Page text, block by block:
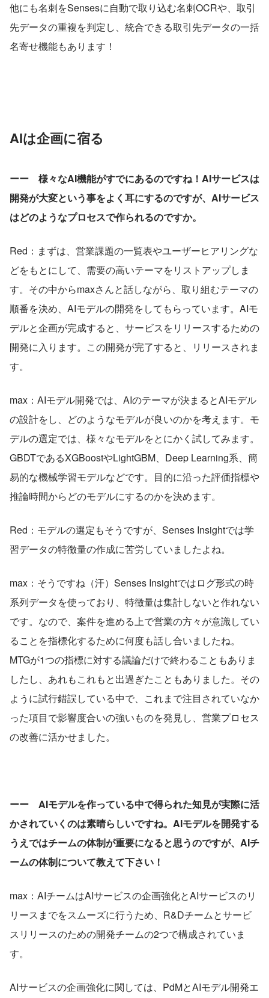
他にも名刺をSensesに自動で取り込む名刺OCRや、取引
先データの重複を判定し、統合できる取引先データの一括
名寄せ機能もあります！
AIは企画に宿る
ーー　様々なAI機能がすでにあるのですね！AIサービスは
開発が大変という事をよく耳にするのですが、AIサービス
はどのようなプロセスで作られるのですか。
Red：まずは、営業課題の一覧表やユーザーヒアリングな
どをもとにして、需要の高いテーマをリストアップしま
す。その中からmaxさんと話しながら、取り組むテーマの
順番を決め、AIモデルの開発をしてもらっています。AIモ
デルと企画が完成すると、サービスをリリースするための
開発に入ります。この開発が完了すると、リリースされま
す。
max：AIモデル開発では、AIのテーマが決まるとAIモデル
の設計をし、どのようなモデルが良いのかを考えます。モ
デルの選定では、様々なモデルをとにかく試してみます。
GBDTであるXGBoostやLightGBM、Deep Learning系、簡
易的な機械学習モデルなどです。目的に沿った評価指標や
推論時間からどのモデルにするのかを決めます。
Red：モデルの選定もそうですが、Senses Insightでは学
習データの特徴量の作成に苦労していましたよね。
max：そうですね（汗）Senses Insightではログ形式の時
系列データを使っており、特徴量は集計しないと作れない
です。なので、案件を進める上で営業の方々が意識してい
ることを指標化するために何度も話し合いましたね。
MTGが1つの指標に対する議論だけで終わることもありま
したし、あれもこれもと出過ぎたこともありました。その
ように試行錯誤している中で、これまで注目されていなか
った項目で影響度合いの強いものを発見し、営業プロセス
の改善に活かせました。
ーー　AIモデルを作っている中で得られた知見が実際に活
かされていくのは素晴らしいですね。AIモデルを開発する
うえではチームの体制が重要になると思うのですが、AIチ
ームの体制について教えて下さい！
max：AIチームはAIサービスの企画強化とAIサービスのリ
リースまでをスムーズに行うため、R&Dチームとサービ
スリリースのための開発チームの2つで構成されていま
す。
AIサービスの企画強化に関しては、PdMとAIモデル開発エ